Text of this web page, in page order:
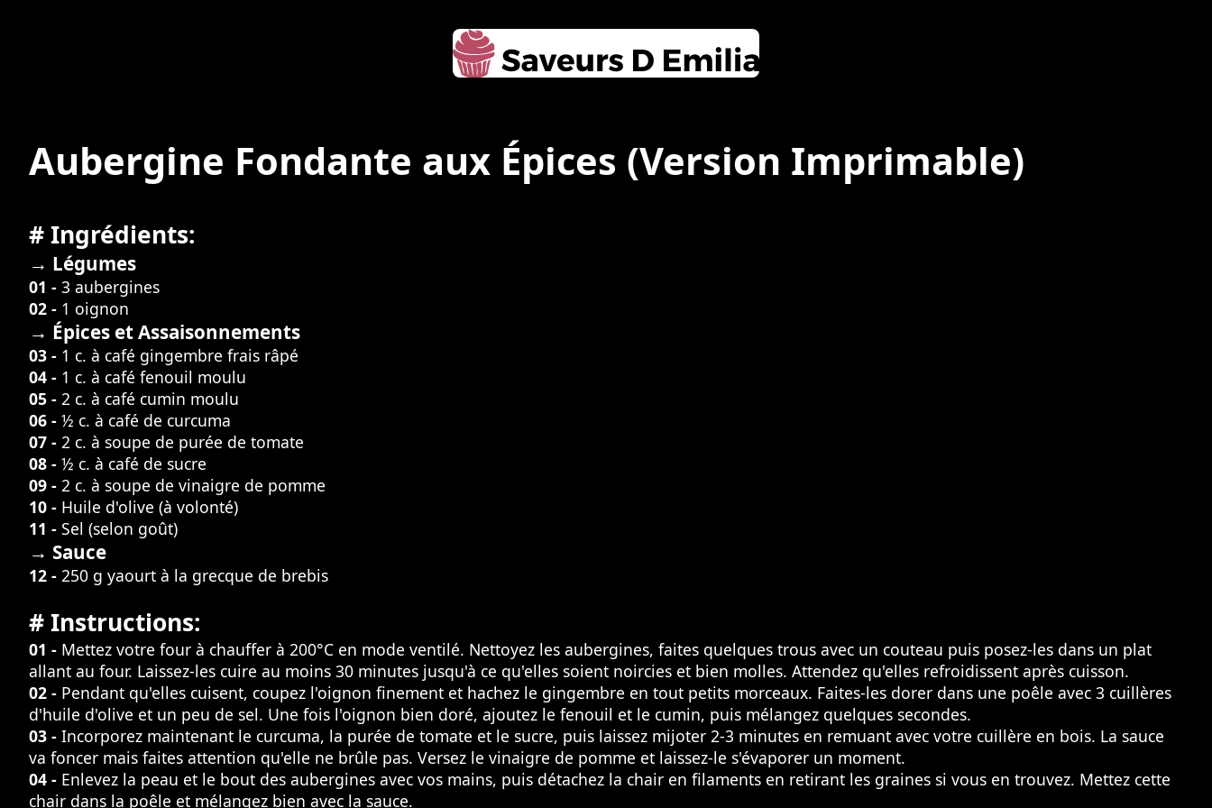
Aubergine Fondante aux Épices (Version Imprimable)
# Ingrédients:
→ Légumes
01 - 3 aubergines
02 - 1 oignon
→ Épices et Assaisonnements
03 - 1 c. à café gingembre frais râpé
04 - 1 c. à café fenouil moulu
05 - 2 c. à café cumin moulu
06 - ½ c. à café de curcuma
07 - 2 c. à soupe de purée de tomate
08 - ½ c. à café de sucre
09 - 2 c. à soupe de vinaigre de pomme
10 - Huile d'olive (à volonté)
11 - Sel (selon goût)
→ Sauce
12 - 250 g yaourt à la grecque de brebis
# Instructions:
01 - Mettez votre four à chauffer à 200°C en mode ventilé. Nettoyez les aubergines, faites quelques trous avec un couteau puis posez-les dans un plat
allant au four. Laissez-les cuire au moins 30 minutes jusqu'à ce qu'elles soient noircies et bien molles. Attendez qu'elles refroidissent après cuisson.
02 - Pendant qu'elles cuisent, coupez l'oignon finement et hachez le gingembre en tout petits morceaux. Faites-les dorer dans une poêle avec 3 cuillères
d'huile d'olive et un peu de sel. Une fois l'oignon bien doré, ajoutez le fenouil et le cumin, puis mélangez quelques secondes.
03 - Incorporez maintenant le curcuma, la purée de tomate et le sucre, puis laissez mijoter 2-3 minutes en remuant avec votre cuillère en bois. La sauce
va foncer mais faites attention qu'elle ne brûle pas. Versez le vinaigre de pomme et laissez-le s'évaporer un moment.
04 - Enlevez la peau et le bout des aubergines avec vos mains, puis détachez la chair en filaments en retirant les graines si vous en trouvez. Mettez cette
chair dans la poêle et mélangez bien avec la sauce.